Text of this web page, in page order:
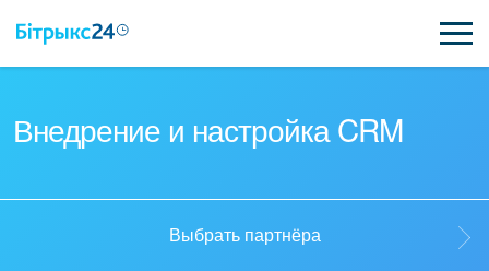
Внедрение и настройка CRM
Выбрать партнёра